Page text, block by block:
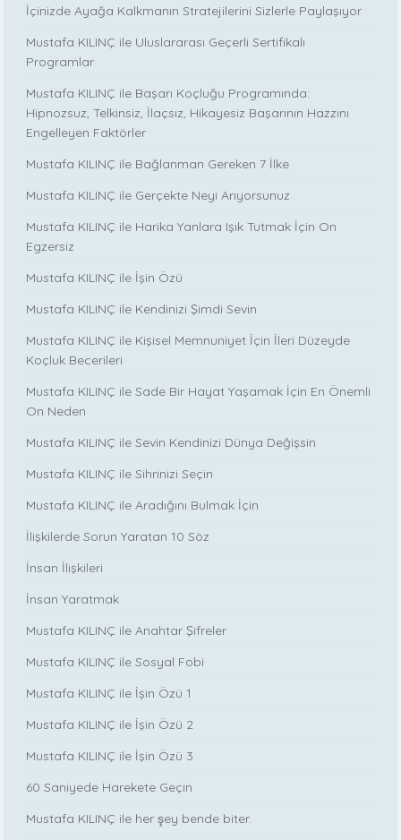
İçinizde Ayağa Kalkmanın Stratejilerini Sizlerle Paylaşıyor
Mustafa KILINÇ ile Uluslararası Geçerli Sertifikalı
Programlar
Mustafa KILINÇ ile Başarı Koçluğu Programında:
Hipnozsuz, Telkinsiz, İlaçsız, Hikayesiz Başarının Hazzını
Engelleyen Faktörler
Mustafa KILINÇ ile Bağlanman Gereken 7 İlke
Mustafa KILINÇ ile Gerçekte Neyi Arıyorsunuz
Mustafa KILINÇ ile Harika Yanlara Işık Tutmak İçin On
Egzersiz
Mustafa KILINÇ ile İşin Özü
Mustafa KILINÇ ile Kendinizi Şimdi Sevin
Mustafa KILINÇ ile Kişisel Memnuniyet İçin İleri Düzeyde
Koçluk Becerileri
Mustafa KILINÇ ile Sade Bir Hayat Yaşamak İçin En Önemli
On Neden
Mustafa KILINÇ ile Sevin Kendinizi Dünya Değişsin
Mustafa KILINÇ ile Sihrinizi Seçin
Mustafa KILINÇ ile Aradığını Bulmak İçin
İlişkilerde Sorun Yaratan 10 Söz
İnsan İlişkileri
İnsan Yaratmak
Mustafa KILINÇ ile Anahtar Şifreler
Mustafa KILINÇ ile Sosyal Fobi
Mustafa KILINÇ ile İşin Özü 1
Mustafa KILINÇ ile İşin Özü 2
Mustafa KILINÇ ile İşin Özü 3
60 Saniyede Harekete Geçin
Mustafa KILINÇ ile her şey bende biter.